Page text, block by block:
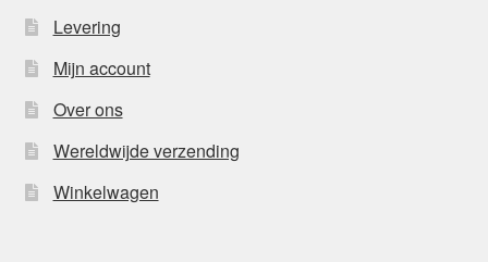
Levering
Mijn account
Over ons
Wereldwijde verzending
Winkelwagen